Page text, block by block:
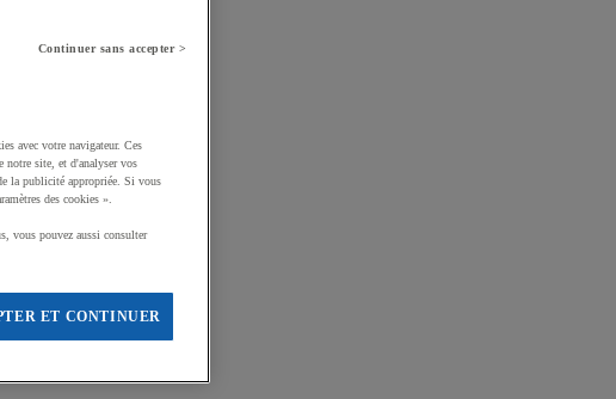
Continuer sans accepter >
avec votre navigateur. Ces
notre site, et d'analyser vos
la publicité appropriée. Si vous
des cookies ».
vous pouvez aussi consulter
ET CONTINUER